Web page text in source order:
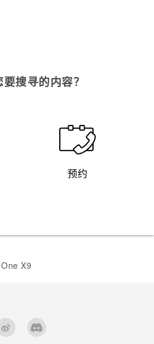
搜寻的内容？
预约
X9‎